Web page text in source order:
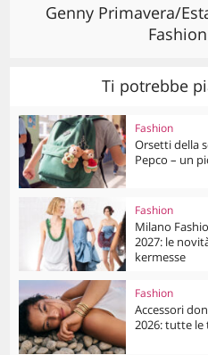
Genny Primavera/
Ti potrebbe
Fashion
Orsetti della
Pepco – un
Fashion
Milano
2027: le
kermesse
Fashion
Accessori
2026: tutte le